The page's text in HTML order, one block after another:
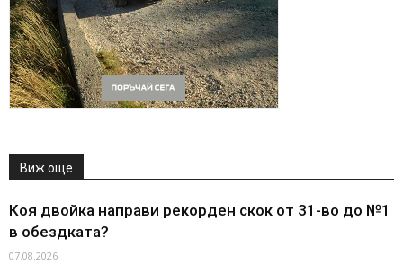
Виж още
Коя двойка направи рекорден скок от 31-во до №1
в обездката?
07.08.2026